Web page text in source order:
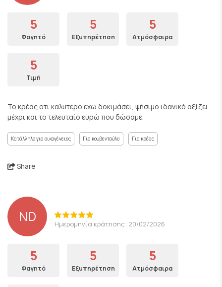
5
Φαγητό
5
Εξυπηρέτηση
5
Ατμόσφαιρα
5
Τιμή
Το κρέας οτι καλυτερο εχω δοκιμάσει, ψήσιμο ιδανικό αξίζει
μέχρι και το τελευταίο ευρώ που δώσαμε.
Κατάλληλο για οικογένειες Για κουβεντούλα Για κρέας
Share
ND Ημερομηνία κράτησης: 20/02/2026
5
Φαγητό
5
Εξυπηρέτηση
5
Ατμόσφαιρα